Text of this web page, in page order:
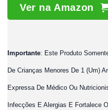
Ver na Amazon
Importante: Este Produto
De Crianças Menores De 1 (Um)
Expressa De Médico Ou
Infecções E Alergias E Fortalece